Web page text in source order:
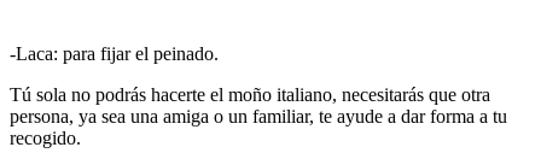
-Laca: para fijar el peinado.
Tú sola no podrás hacerte el moño italiano, necesitarás que otra
persona, ya sea una amiga o un familiar, te ayude a dar forma a tu
recogido.